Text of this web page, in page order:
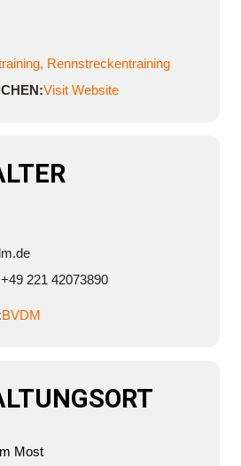
, Rennstreckentraining
Visit Website
+49 221 42073890
BVDM
Most